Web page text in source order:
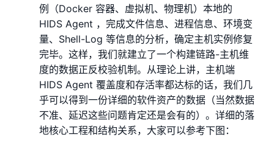
例（Docker 容器、虚拟机、物理机）本地的
HIDS Agent ，完成文件信息、进程信息、环境变
量、Shell-Log 等信息的分析，确定主机实例修复
完毕。这样，我们就建立了一个构建链路-主机维
度的数据正反校验机制。从理论上讲，主机端
HIDS Agent 覆盖度和存活率都达标的话，我们几
乎可以得到一份详细的软件资产的数据（当然数据
不准、延迟这些问题肯定还是会有的）。详细的落
地核心工程和结构关系，大家可以参考下图：